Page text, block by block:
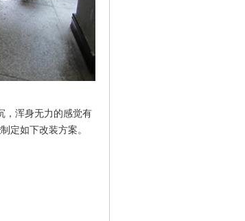
，浑身无力的感觉有
制定如下改装方案。